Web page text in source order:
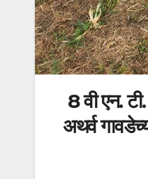
8 वी एन.
अथर्व